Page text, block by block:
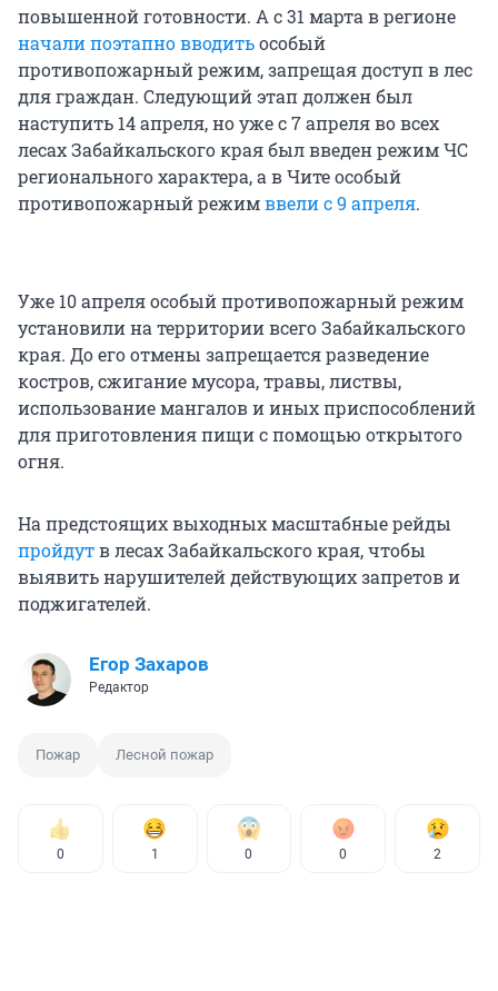
повышенной готовности. А с31 мартав регионе
начали поэтапно вводитьособый
противопожарный режим, запрещая доступ в лес
для граждан. Следующий этап должен был
наступить 14 апреля, но уже с7 апреляво всех
лесах Забайкальского края был введен режим ЧС
регионального характера, а в Чите особый
противопожарный режимввели с 9 апреля.
Уже 10 апреля особый противопожарный режим
установили на территории всего Забайкальского
края. До его отмены запрещается разведение
костров, сжигание мусора, травы, листвы,
использование мангалов и иных приспособлений
для приготовления пищи с помощью открытого
огня.
На предстоящих выходных масштабные рейды
пройдутв лесах Забайкальского края, чтобы
выявить нарушителей действующих запретов и
поджигателей.
Егор Захаров
Редактор
Пожар Лесной пожар
0 1 0 0 2